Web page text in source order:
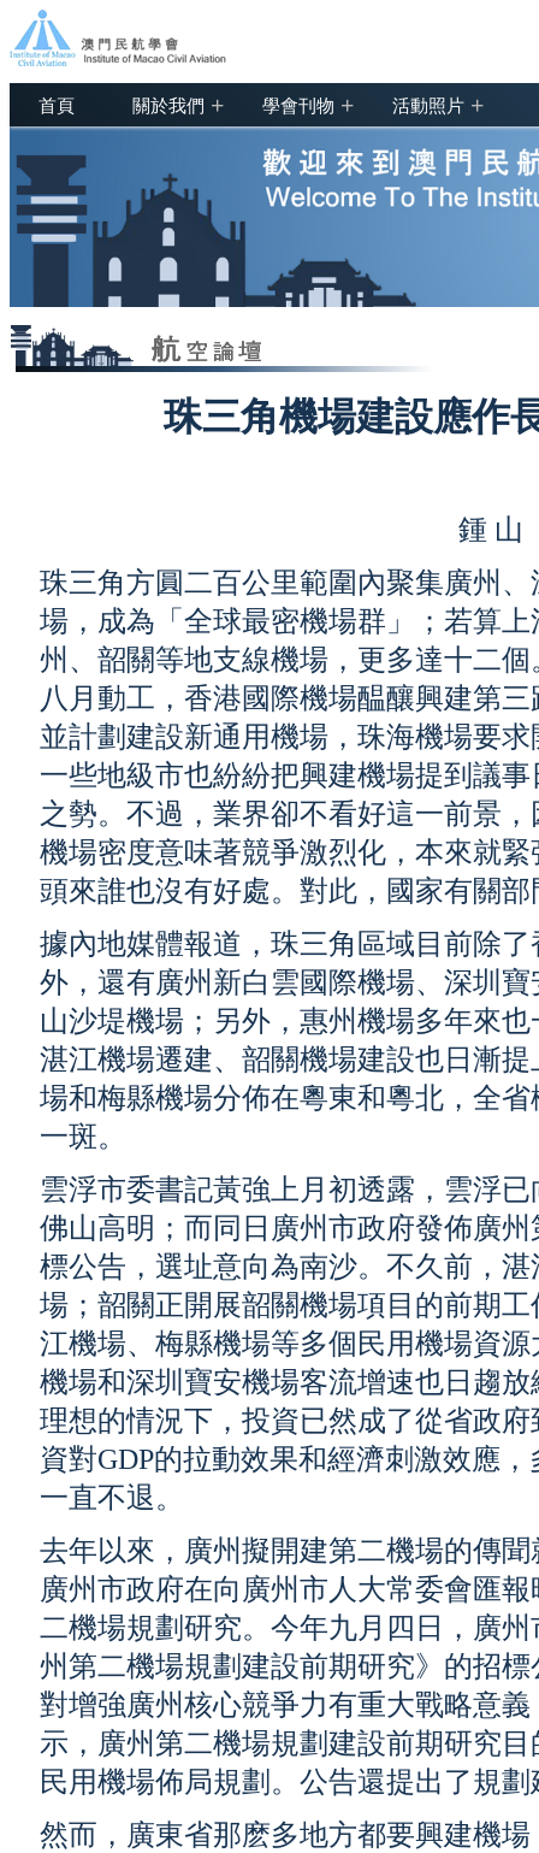
首頁 關於我們 + 學會刊物 + 活動照片 +
珠三角機場建設應作
鍾 山
珠三角方圓二百公里範圍內聚集廣州
場，成為「全球最密機場群」；若算
州、韶關等地支線機場，更多達十二
八月動工，香港國際機場醖釀興建第
並計劃建設新通用機場，珠海機場要
一些地級市也紛紛把興建機場提到議
之勢。不過，業界卻不看好這一前景
機場密度意味著競爭激烈化，本來就
頭來誰也沒有好處。對此，國家有關
據內地媒體報道，珠三角區域目前除
外，還有廣州新白雲國際機場、深圳
山沙堤機場；另外，惠州機場多年來
湛江機場遷建、韶關機場建設也日漸
場和梅縣機場分佈在粵東和粵北，全
一斑。
雲浮市委書記黃強上月初透露，雲浮
佛山高明；而同日廣州市政府發佈廣
標公告，選址意向為南沙。不久前，
場；韶關正開展韶關機場項目的前期
江機場、梅縣機場等多個民用機場資
機場和深圳寶安機場客流增速也日趨
理想的情況下，投資已然成了從省政
資對GDP的拉動效果和經濟刺激效應
一直不退。
去年以來，廣州擬開建第二機場的傳
廣州市政府在向廣州市人大常委會匯
二機場規劃研究。今年九月四日，廣
州第二機場規劃建設前期研究》的招
對增強廣州核心競爭力有重大戰略意
示，廣州第二機場規劃建設前期研究
民用機場佈局規劃。公告還提出了規
然而，廣東省那麽多地方都要興建機